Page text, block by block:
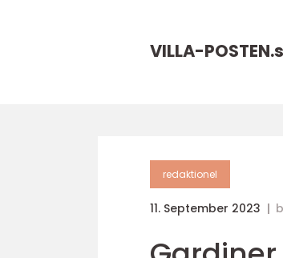
VILLA-POSTEN.
redaktionel
11. September 2023